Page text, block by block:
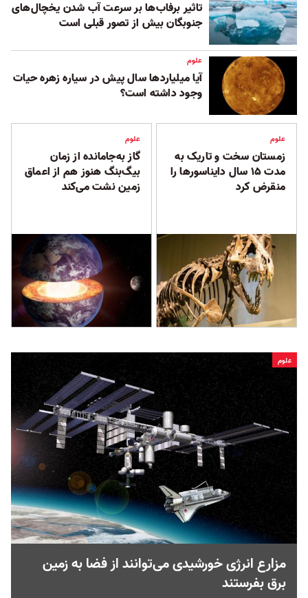
تاثیر برفاب‌‌ها بر سرعت آب شدن یخچال‌های
جنوبگان بیش از تصور قبلی است
علوم
آیا میلیاردها سال پیش در سیاره زهره حیات
وجود داشته است؟
علوم
زمستان سخت و تاریک به
مدت ۱۵ سال دایناسورها را
منقرض کرد
علوم
گاز به‌جامانده از زمان
بیگ‌بنگ هنوز هم از اعماق
زمین نشت می‌کند
علوم
مزارع انرژی خورشیدی می‌توانند از فضا به زمین
برق بفرستند